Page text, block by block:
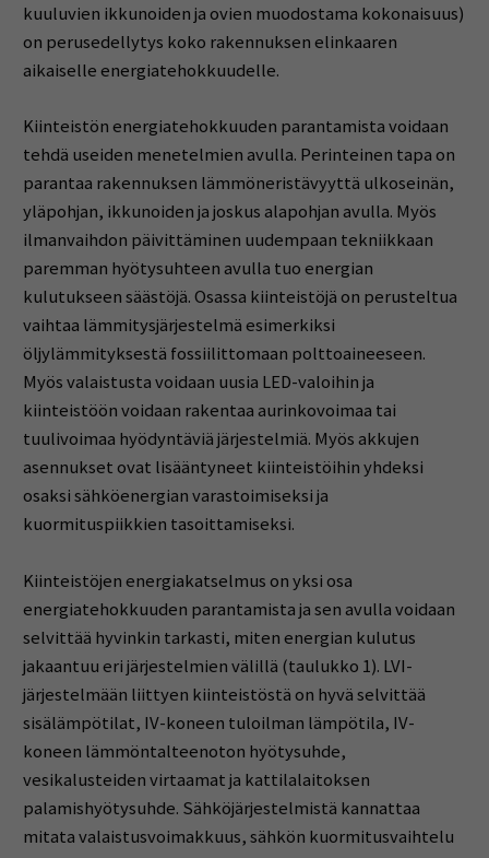
kuuluvien ikkunoiden ja ovien muodostama kokonaisuus)
on perusedellytys koko rakennuksen elinkaaren
aikaiselle energiatehokkuudelle.
Kiinteistön energiatehokkuuden parantamista voidaan
tehdä useiden menetelmien avulla. Perinteinen tapa on
parantaa rakennuksen lämmöneristävyyttä ulkoseinän,
yläpohjan, ikkunoiden ja joskus alapohjan avulla. Myös
ilmanvaihdon päivittäminen uudempaan tekniikkaan
paremman hyötysuhteen avulla tuo energian
kulutukseen säästöjä. Osassa kiinteistöjä on perusteltua
vaihtaa lämmitysjärjestelmä esimerkiksi
öljylämmityksestä fossiilittomaan polttoaineeseen.
Myös valaistusta voidaan uusia LED-valoihin ja
kiinteistöön voidaan rakentaa aurinkovoimaa tai
tuulivoimaa hyödyntäviä järjestelmiä. Myös akkujen
asennukset ovat lisääntyneet kiinteistöihin yhdeksi
osaksi sähköenergian varastoimiseksi ja
kuormituspiikkien tasoittamiseksi.
Kiinteistöjen energiakatselmus on yksi osa
energiatehokkuuden parantamista ja sen avulla voidaan
selvittää hyvinkin tarkasti, miten energian kulutus
jakaantuu eri järjestelmien välillä (taulukko 1). LVI-
järjestelmään liittyen kiinteistöstä on hyvä selvittää
sisälämpötilat, IV-koneen tuloilman lämpötila, IV-
koneen lämmöntalteenoton hyötysuhde,
vesikalusteiden virtaamat ja kattilalaitoksen
palamishyötysuhde. Sähköjärjestelmistä kannattaa
mitata valaistusvoimakkuus, sähkön kuormitusvaihtelu